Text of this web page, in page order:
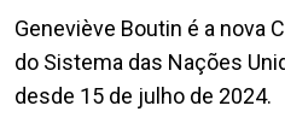
Geneviève Boutin é a nova
do Sistema das Nações
desde 15 de julho de 2024.